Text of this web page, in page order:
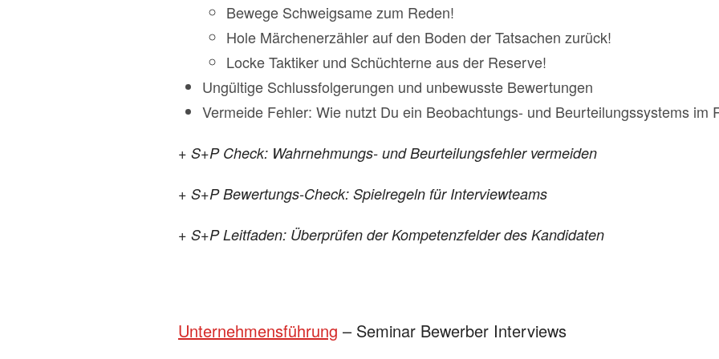
Bewege Schweigsame zum Reden!
Hole Märchenerzähler auf den Boden der Tatsachen zurück!
Locke Taktiker und Schüchterne aus der Reserve!
Ungültige Schlussfolgerungen und unbewusste Bewertungen
Vermeide Fehler: Wie nutzt Du ein Beobachtungs- und Beurteilungssystems im
+ S+P Check: Wahrnehmungs- und Beurteilungsfehler vermeiden
+ S+P Bewertungs-Check: Spielregeln für Interviewteams
+ S+P Leitfaden: Überprüfen der Kompetenzfelder des Kandidaten
Unternehmensführung – Seminar Bewerber Interviews